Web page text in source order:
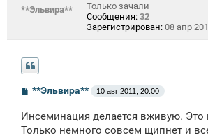
**Эльвира**
Только зачали
Сообщения: 32
Зарегистрирован: 08 апр
С
б
щ
**Эльвира** 10 авг 2011, 20:00
Инсеминация делается вживую. Это
Только немного совсем щипнет и